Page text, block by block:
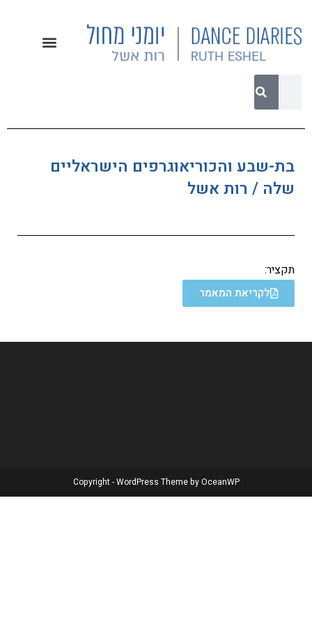
בת-שבע והכוריאוגרפים הישראליים
שלה / רות אשל
תקציר:
לקריאת המאמר
Copyright - WordPress Theme by OceanWP